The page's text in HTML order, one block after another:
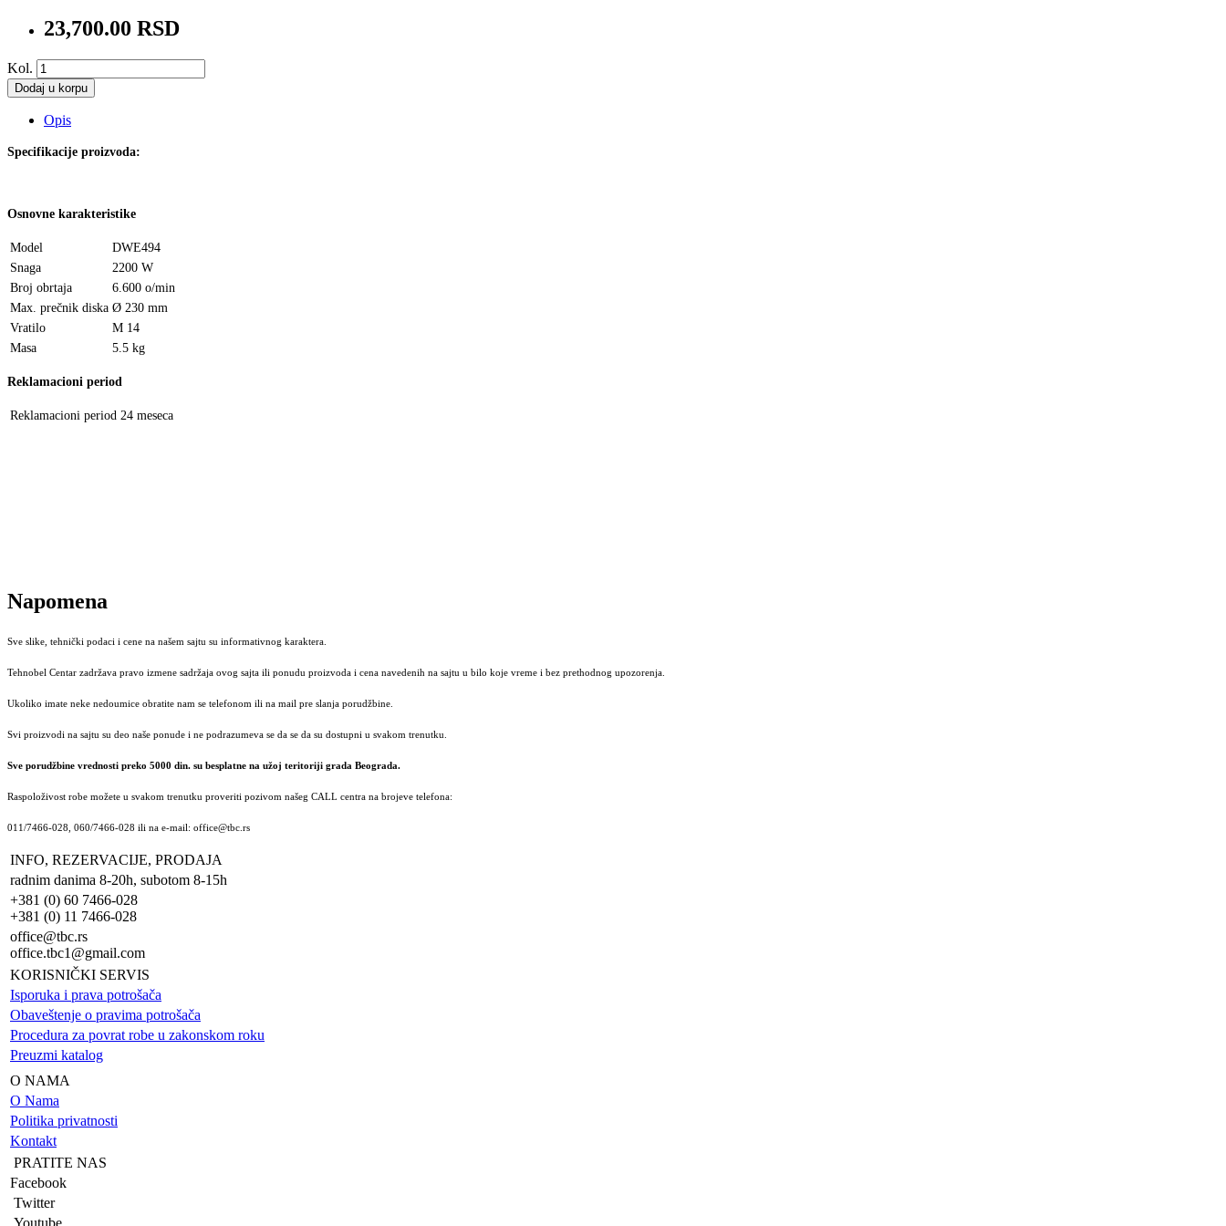
23,700.00 RSD
Kol.
Dodaj u korpu
Opis
Specifikacije proizvoda:
Osnovne karakteristike
Model
DWE494
Snaga
2200 W
Broj obrtaja
6.600 o/min
Max. prečnik diska Ø 230 mm
Vratilo
M 14
Masa
5.5 kg
Reklamacioni period
Reklamacioni period 24 meseca
Napomena
Sve slike, tehnički podaci i cene na našem sajtu su informativnog karaktera.
Tehnobel Centar zadržava pravo izmene sadržaja ovog sajta ili ponudu proizvoda i cena navedenih na sajtu u bilo koje vreme i bez prethodnog upozorenja.
Ukoliko imate neke nedoumice obratite nam se telefonom ili na mail pre slanja porudžbine.
Svi proizvodi na sajtu su deo naše ponude i ne podrazumeva se da se da su dostupni u svakom trenutku.
Sve porudžbine vrednosti preko 5000 din. su besplatne na užoj teritoriji grada Beograda.
Raspoloživost robe možete u svakom trenutku proveriti pozivom našeg CALL centra na brojeve telefona:
011/7466-028, 060/7466-028 ili na e-mail: office@tbc.rs
INFO, REZERVACIJE, PRODAJA
radnim danima 8-20h, subotom 8-15h
+381 (0) 60 7466-028
+381 (0) 11 7466-028
office@tbc.rs
office.tbc1@gmail.com
KORISNIČKI SERVIS
Isporuka i prava potrošača
Obaveštenje o pravima potrošača
Procedura za povrat robe u zakonskom roku
Preuzmi katalog
O NAMA
O Nama
Politika privatnosti
Kontakt
PRATITE NAS
Facebook
Twitter